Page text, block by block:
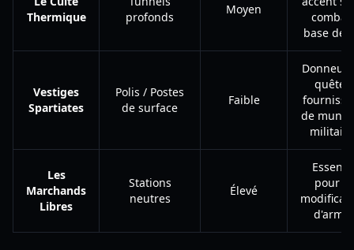
Thermique
profonds
Moyen
combat
base de
Vestiges
Spartiates
Polis / Postes
de surface
Faible
quêtes
de
Les
Marchands
Libres
Stations
neutres
Élevé
pour